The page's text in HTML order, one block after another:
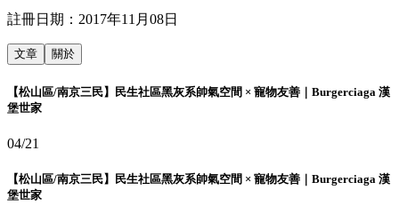
註冊日期： 2017年11月08日
文章 關於
【松山區/南京三民】民生社區黑灰系帥氣空間 × 寵物友善｜Burgerciaga 漢
堡世家
04/21
【松山區/南京三民】民生社區黑灰系帥氣空間 × 寵物友善｜Burgerciaga 漢
堡世家